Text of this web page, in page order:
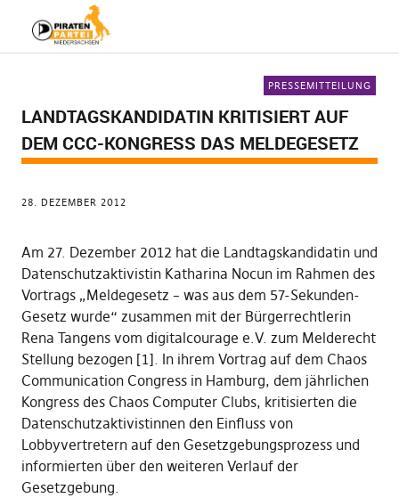
PRESSEMITTEILUNG
LANDTAGSKANDIDATIN KRITISIERT AUF
DEM CCC-KONGRESS DAS MELDEGESETZ
28. DEZEMBER 2012
Am 27. Dezember 2012 hat die Landtagskandidatin und
Datenschutzaktivistin Katharina Nocun im Rahmen des
Vortrags „Meldegesetz – was aus dem 57-Sekunden-
Gesetz wurde“ zusammen mit der Bürgerrechtlerin
Rena Tangens vom digitalcourage e.V. zum Melderecht
Stellung bezogen [1]. In ihrem Vortrag auf dem Chaos
Communication Congress in Hamburg, dem jährlichen
Kongress des Chaos Computer Clubs, kritisierten die
Datenschutzaktivistinnen den Einfluss von
Lobbyvertretern auf den Gesetzgebungsprozess und
informierten über den weiteren Verlauf der
Gesetzgebung.